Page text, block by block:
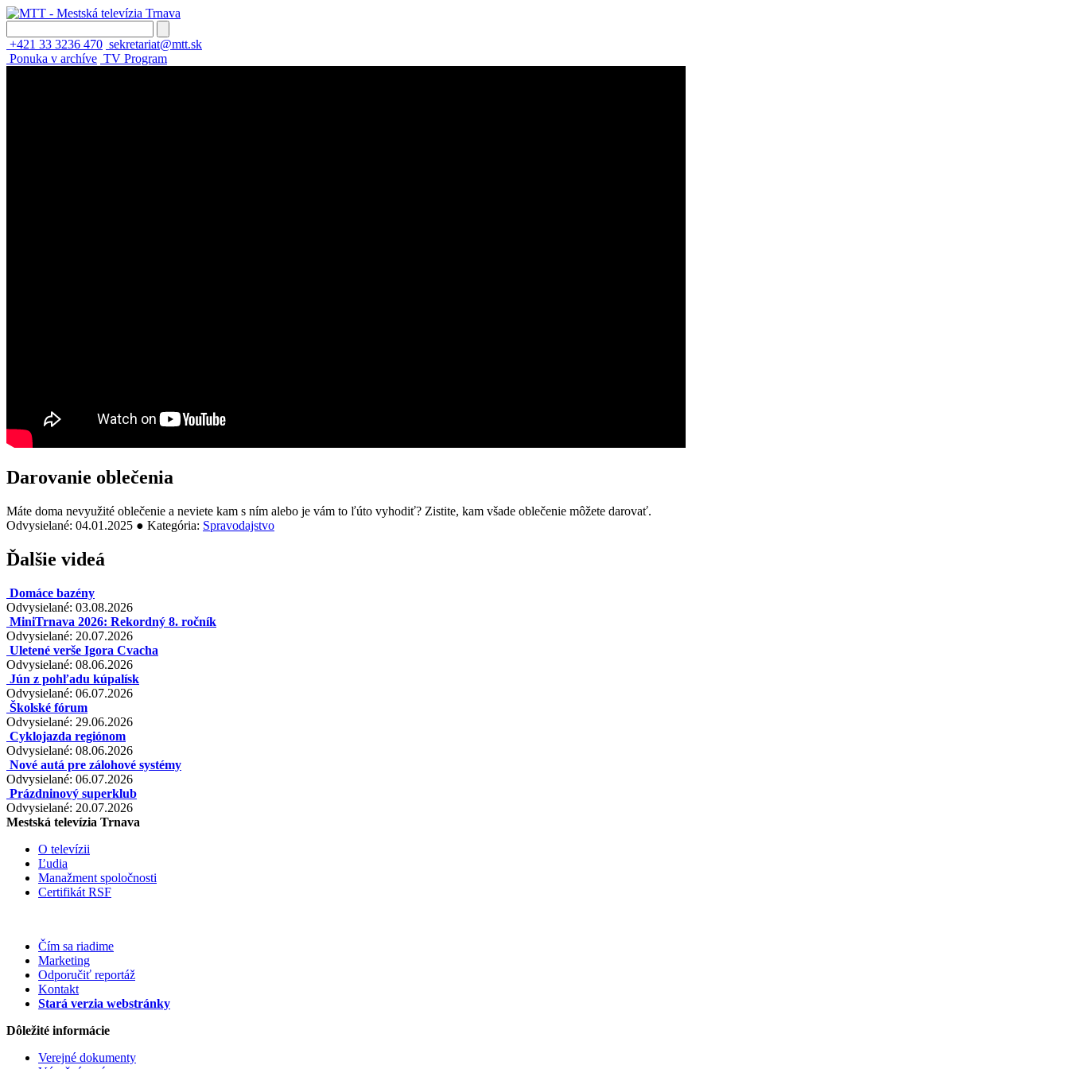
+421 33 3236 470 sekretariat@mtt.sk
Ponuka v archíve TV Program
Darovanie oblečenia
Máte doma nevyužité oblečenie a neviete kam s ním alebo je vám to ľúto vyhodiť? Zistite, kam všade oblečenie môžete darovať.
Odvysielané: 04.01.2025 ● Kategória: Spravodajstvo
Ďalšie videá
Domáce bazény
Odvysielané: 03.08.2026
MiniTrnava 2026: Rekordný 8. ročník
Odvysielané: 20.07.2026
Uletené verše Igora Cvacha
Odvysielané: 08.06.2026
Jún z pohľadu kúpalísk
Odvysielané: 06.07.2026
Školské fórum
Odvysielané: 29.06.2026
Cyklojazda regiónom
Odvysielané: 08.06.2026
Nové autá pre zálohové systémy
Odvysielané: 06.07.2026
Prázdninový superklub
Odvysielané: 20.07.2026
Mestská televízia Trnava
O televízii
Ľudia
Manažment spoločnosti
Certifikát RSF
Čím sa riadime
Marketing
Odporučiť reportáž
Kontakt
Stará verzia webstránky
Dôležité informácie
Verejné dokumenty